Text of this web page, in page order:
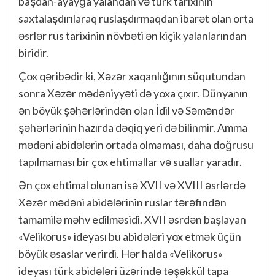
saxtalaşdırılaraq ruslaşdırmaqdan ibarət olan orta
əsrlər rus tarixinin növbəti ən kiçik yalanlarından
biridir.
Çox qəribədir ki, Xəzər xaqanlığının süqutundan
sonra Xəzər mədəniyyəti də yoxa çıxır. Dünyanın
ən böyük şəhərlərindən olan İdil və Səməndər
şəhərlərinin hazırda dəqiq yeri də bilinmir. Amma
mədəni abidələrin ortada olmaması, daha doğrusu
tapılmaması bir çox ehtimallar və suallar yaradır.
Ən çox ehtimal olunan isə XVII və XVIII əsrlərdə
Xəzər mədəni abidələrinin ruslar tərəfindən
tamamilə məhv edilməsidi. XVII əsrdən başlayan
«Velikorus» ideyası bu abidələri yox etmək üçün
böyük əsaslar verirdi. Hər halda «Velikorus»
ideyası türk abidələri üzərində təşəkkül tapa